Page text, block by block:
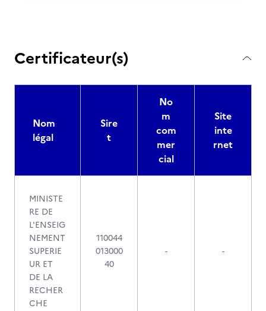
Certificateur(s)
Nom
légal
Sire
t
No
m
com
mer
cial
Site
inte
rnet
MINISTE
RE DE
L'ENSEIG
NEMENT
SUPERIE
UR ET
DE LA
RECHER
CHE
110044
013000
40
- -